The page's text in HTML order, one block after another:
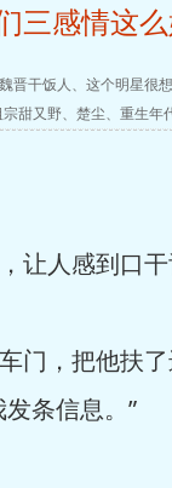
三感情这
魏晋干饭人、 这个明星很
甜又野、 楚尘、 重生年
人感到口干
门，把他扶
条信息。”